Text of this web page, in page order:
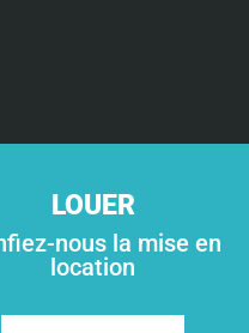
LOUER
nous la mise en
location